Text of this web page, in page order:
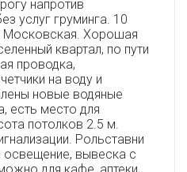
напротив
услуг груминга. 10
Московская. Хорошая
квартал, по пути
проводка,
на воду и
новые водяные
есть место для
потолков 2.5 м.
Рольставни
освещение, вывеска с